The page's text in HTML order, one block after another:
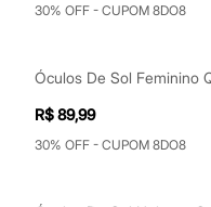
Calcinhas
Pijamas
Moda praia
Biquínis
Maiôs
30% OFF - CUPOM 8DO8
R$ 89,99
30% OFF - CUPOM 8DO8